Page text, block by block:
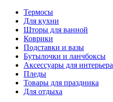
Термосы
Для кухни
Шторы для ванной
Коврики
Подставки и вазы
Бутылочки и ланчбоксы
Аксессуары для интерьера
Пледы
Товары для праздника
Для отдыха